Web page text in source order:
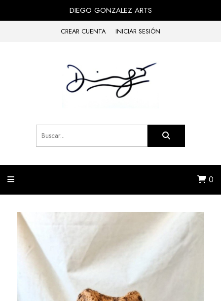
DIEGO GONZALEZ ARTS
CREAR CUENTA INICIAR SESIÓN
0